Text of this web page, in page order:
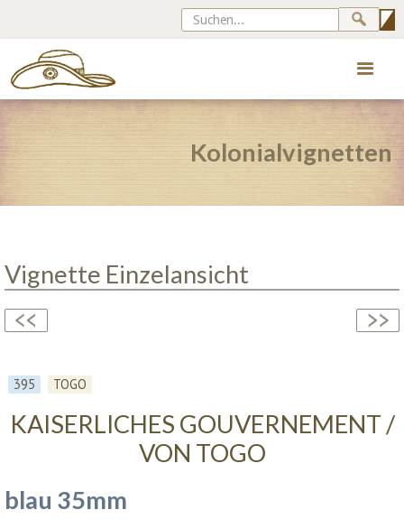
Kolonialvignetten
Vignette Einzelansicht
395 TOGO
KAISERLICHES GOUVERNEMENT /
VON TOGO
blau 35mm